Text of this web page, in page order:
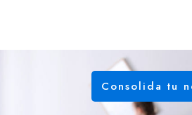
Consolida tu